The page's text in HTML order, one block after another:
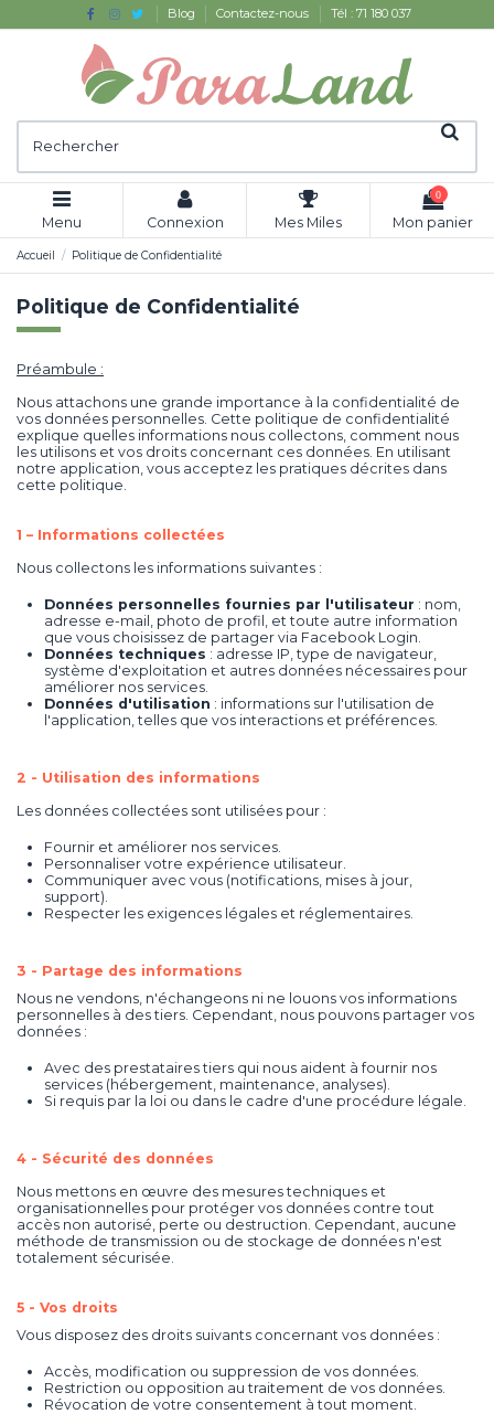
Blog Contactez-nous Tél : 71 180 037
Menu Connexion Mes Miles
0
Mon panier
Accueil Politique de Confidentialité
Politique de Confidentialité
Préambule :
Nous attachons une grande importance à la confidentialité de
vos données personnelles. Cette politique de confidentialité
explique quelles informations nous collectons, comment nous
les utilisons et vos droits concernant ces données. En utilisant
notre application, vous acceptez les pratiques décrites dans
cette politique.
1 – Informations collectées
Nous collectons les informations suivantes :
Données personnelles fournies par l'utilisateur : nom,
adresse e-mail, photo de profil, et toute autre information
que vous choisissez de partager via Facebook Login.
Données techniques : adresse IP, type de navigateur,
système d'exploitation et autres données nécessaires pour
améliorer nos services.
Données d'utilisation : informations sur l'utilisation de
l'application, telles que vos interactions et préférences.
2 - Utilisation des informations
Les données collectées sont utilisées pour :
Fournir et améliorer nos services.
Personnaliser votre expérience utilisateur.
Communiquer avec vous (notifications, mises à jour,
support).
Respecter les exigences légales et réglementaires.
3 - Partage des informations
Nous ne vendons, n'échangeons ni ne louons vos informations
personnelles à des tiers. Cependant, nous pouvons partager vos
données :
Avec des prestataires tiers qui nous aident à fournir nos
services (hébergement, maintenance, analyses).
Si requis par la loi ou dans le cadre d'une procédure légale.
4 - Sécurité des données
Nous mettons en œuvre des mesures techniques et
organisationnelles pour protéger vos données contre tout
accès non autorisé, perte ou destruction. Cependant, aucune
méthode de transmission ou de stockage de données n'est
totalement sécurisée.
5 - Vos droits
Vous disposez des droits suivants concernant vos données :
Accès, modification ou suppression de vos données.
Restriction ou opposition au traitement de vos données.
Révocation de votre consentement à tout moment.